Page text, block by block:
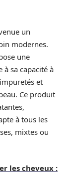
un
modernes.
une
sa capacité à
et
Ce produit
à tous les
mixtes ou
les cheveux :